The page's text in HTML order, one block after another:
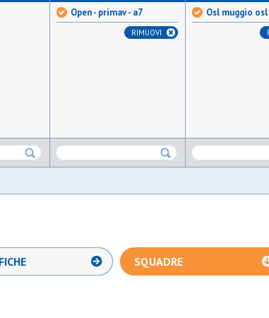
Open - primav - a7
RIMUOVI
Osl muggio
SQUADRE